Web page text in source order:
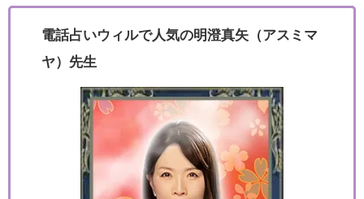
電話占いウィルで人気の明澄真矢（アスミマ
ヤ）先生